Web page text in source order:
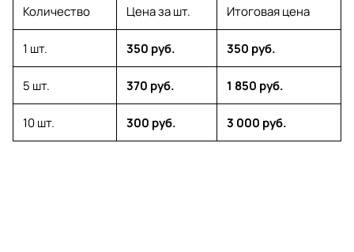
Количество Цена за шт. Итоговая цена
1 шт. 350 руб. 350 руб.
5 шт. 370 руб. 1 850 руб.
10 шт. 300 руб. 3 000 руб.